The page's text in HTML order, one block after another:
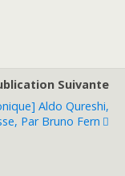
Suivante
Aldo Qureshi,
Par Bruno Fern